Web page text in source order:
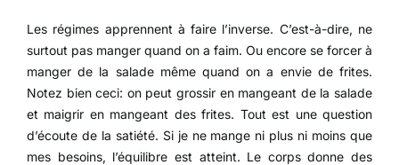
Les régimes apprennent à faire l’inverse. C’est-à-dire, ne
surtout pas manger quand on a faim. Ou encore se forcer à
manger de la salade même quand on a envie de frites.
Notez bien ceci: on peut grossir en mangeant de la salade
et maigrir en mangeant des frites. Tout est une question
d’écoute de la satiété. Si je ne mange ni plus ni moins que
mes besoins, l’équilibre est atteint. Le corps donne des